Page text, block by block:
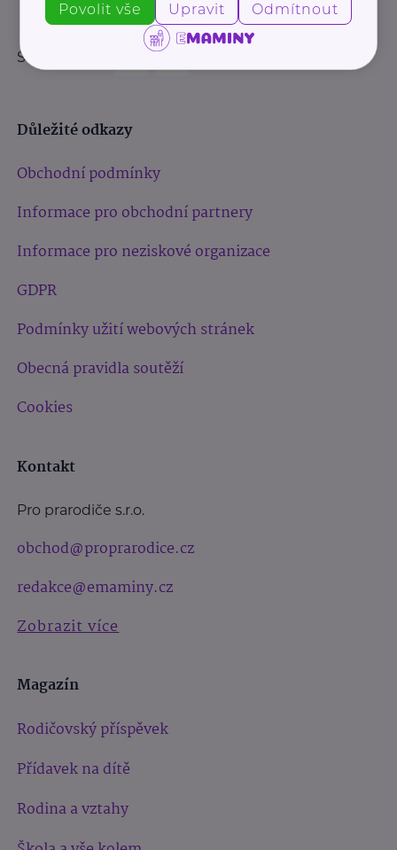
Sledujte nás:
Důležité odkazy
Obchodní podmínky
Informace pro obchodní partnery
Informace pro neziskové organizace
GDPR
Podmínky užití webových stránek
Obecná pravidla soutěží
Cookies
Kontakt
Pro prarodiče s.r.o.
obchod@proprarodice.cz
redakce@emaminy.cz
Zobrazit více
Magazín
Rodičovský příspěvek
Přídavek na dítě
Rodina a vztahy
Povolit vše Upravit Odmítnout